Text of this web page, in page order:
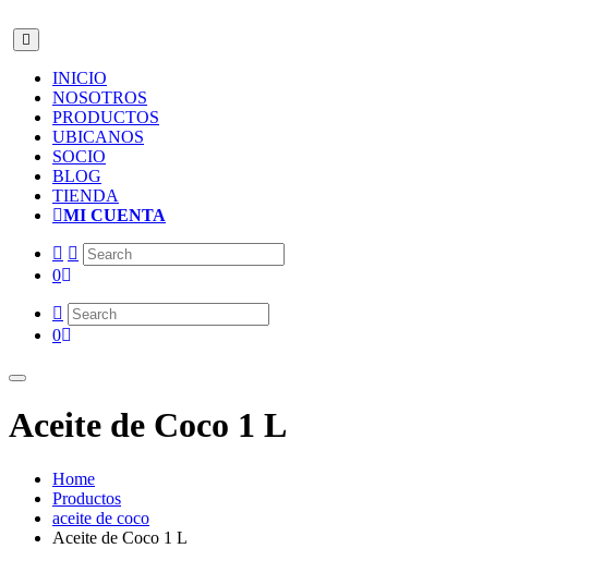
INICIO
NOSOTROS
PRODUCTOS
UBICANOS
SOCIO
BLOG
TIENDA
MI CUENTA
0
0
Aceite de Coco 1 L
Home
Productos
aceite de coco
Aceite de Coco 1 L